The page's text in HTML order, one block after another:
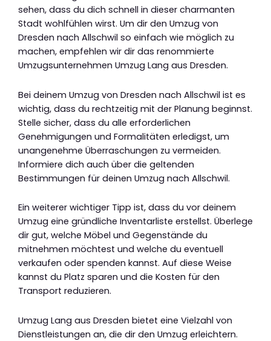
sehen, dass du dich schnell in dieser charmanten
Stadt wohlfühlen wirst. Um dir den Umzug von
Dresden nach Allschwil so einfach wie möglich zu
machen, empfehlen wir dir das renommierte
Umzugsunternehmen Umzug Lang aus Dresden.
Bei deinem Umzug von Dresden nach Allschwil ist es
wichtig, dass du rechtzeitig mit der Planung beginnst.
Stelle sicher, dass du alle erforderlichen
Genehmigungen und Formalitäten erledigst, um
unangenehme Überraschungen zu vermeiden.
Informiere dich auch über die geltenden
Bestimmungen für deinen Umzug nach Allschwil.
Ein weiterer wichtiger Tipp ist, dass du vor deinem
Umzug eine gründliche Inventarliste erstellst. Überlege
dir gut, welche Möbel und Gegenstände du
mitnehmen möchtest und welche du eventuell
verkaufen oder spenden kannst. Auf diese Weise
kannst du Platz sparen und die Kosten für den
Transport reduzieren.
Umzug Lang aus Dresden bietet eine Vielzahl von
Dienstleistungen an, die dir den Umzug erleichtern.